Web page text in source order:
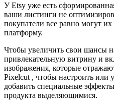
У Etsy уже есть
ваши листинги не
покупатели все равно могут
платформу.
Чтобы увеличить свои шансы
привлекательную витрину и
изображения, которые
Pixelcut , чтобы настроить или
добавить специальные
продукта выделяющимися.